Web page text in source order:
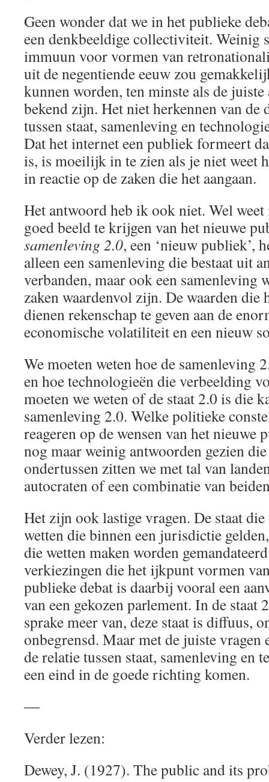
Geen wonder dat we in het publieke
een denkbeeldige collectiviteit. Weinig
immuun voor vormen van
uit de negentiende eeuw zou
kunnen worden, ten minste als de
bekend zijn. Het niet herkennen van de
tussen staat, samenleving en
Dat het internet een publiek formeert
is, is moeilijk in te zien als je niet weet
in reactie op de zaken die het aangaan.
Het antwoord heb ik ook niet. Wel
goed beeld te krijgen van het nieuwe
samenleving 2.0, een ‘nieuw publiek’,
alleen een samenleving die bestaat uit
verbanden, maar ook een samenleving
zaken waardenvol zijn. De waarden
dienen rekenschap te geven aan de
economische volatiliteit en een nieuw
We moeten weten hoe de samenleving
en hoe technologieën die verbeelding
moeten we weten of de staat 2.0 is die
samenleving 2.0. Welke politieke
reageren op de wensen van het nieuwe
nog maar weinig antwoorden gezien
ondertussen zitten we met tal van
autocraten of een combinatie van
Het zijn ook lastige vragen. De staat
wetten die binnen een jurisdictie
die wetten maken worden
verkiezingen die het ijkpunt vormen
publieke debat is daarbij vooral een
van een gekozen parlement. In de staat
sprake meer van, deze staat is diffuus,
onbegrensd. Maar met de juiste
de relatie tussen staat, samenleving en
een eind in de goede richting komen.
―
Verder lezen:
Dewey, J. (1927). The public and its